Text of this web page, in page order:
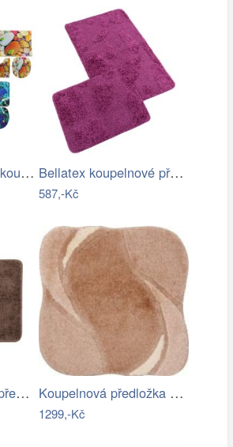
PROHOME - Sada koupelnová 3ks různé… Bellatex koupelnové předložky…
587,-Kč
Hnědá koupelnová předložka se srdíčkem … Koupelnová předložka REGENT
1299,-Kč